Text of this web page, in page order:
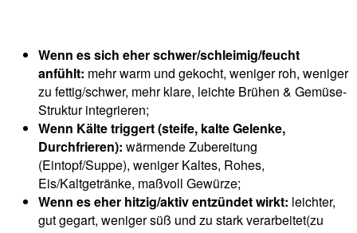
Wenn es sich eher schwer/schleimig/feucht
anfühlt: mehr warm und gekocht, weniger roh, weniger
zu fettig/schwer, mehr klare, leichte Brühen & Gemüse-
Struktur integrieren;
Wenn Kälte triggert (steife, kalte Gelenke,
Durchfrieren): wärmende Zubereitung
(Eintopf/Suppe), weniger Kaltes, Rohes,
Eis/Kaltgetränke, maßvoll Gewürze;
Wenn es eher hitzig/aktiv entzündet wirkt: leichter,
gut gegart, weniger süß und zu stark verarbeitet(zu